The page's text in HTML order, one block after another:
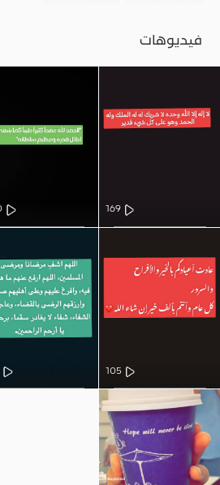
فيديوهات
169
105